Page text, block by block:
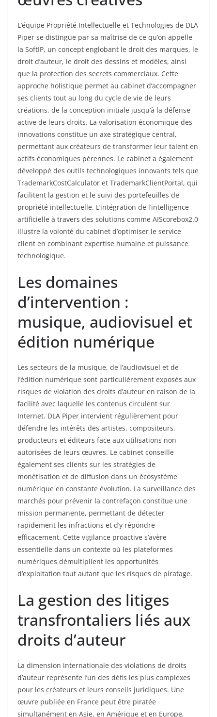
L’équipe Propriété Intellectuelle et Technologies de DLA
Piper se distingue par sa maîtrise de ce qu’on appelle
la SoftIP, un concept englobant le droit des marques, le
droit d’auteur, le droit des dessins et modèles, ainsi
que la protection des secrets commerciaux. Cette
approche holistique permet au cabinet d’accompagner
ses clients tout au long du cycle de vie de leurs
créations, de la conception initiale jusqu’à la défense
active de leurs droits. La valorisation économique des
innovations constitue un axe stratégique central,
permettant aux créateurs de transformer leur talent en
actifs économiques pérennes. Le cabinet a également
développé des outils technologiques innovants tels que
TrademarkCostCalculator et TrademarkClientPortal, qui
facilitent la gestion et le suivi des portefeuilles de
propriété intellectuelle. L’intégration de l’intelligence
artificielle à travers des solutions comme AIScorebox2.0
illustre la volonté du cabinet d’optimiser le service
client en combinant expertise humaine et puissance
technologique.
Les domaines
d’intervention :
musique, audiovisuel et
édition numérique
Les secteurs de la musique, de l’audiovisuel et de
l’édition numérique sont particulièrement exposés aux
risques de violation des droits d’auteur en raison de la
facilité avec laquelle les contenus circulent sur
Internet. DLA Piper intervient régulièrement pour
défendre les intérêts des artistes, compositeurs,
producteurs et éditeurs face aux utilisations non
autorisées de leurs œuvres. Le cabinet conseille
également ses clients sur les stratégies de
monétisation et de diffusion dans un écosystème
numérique en constante évolution. La surveillance des
marchés pour prévenir la contrefaçon constitue une
mission permanente, permettant de détecter
rapidement les infractions et d’y répondre
efficacement. Cette vigilance proactive s’avère
essentielle dans un contexte où les plateformes
numériques démultiplient les opportunités
d’exploitation tout autant que les risques de piratage.
La gestion des litiges
transfrontaliers liés aux
droits d’auteur
La dimension internationale des violations de droits
d’auteur représente l’un des défis les plus complexes
pour les créateurs et leurs conseils juridiques. Une
œuvre publiée en France peut être piratée
simultanément en Asie, en Amérique et en Europe,